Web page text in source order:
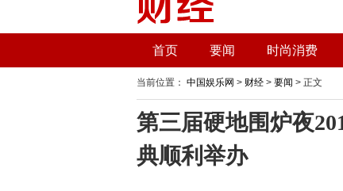
首页 要闻 时尚消费
当前位置： 中国娱乐网 > 财经 > 要闻 > 正文
第三届硬地围炉夜
典顺利举办